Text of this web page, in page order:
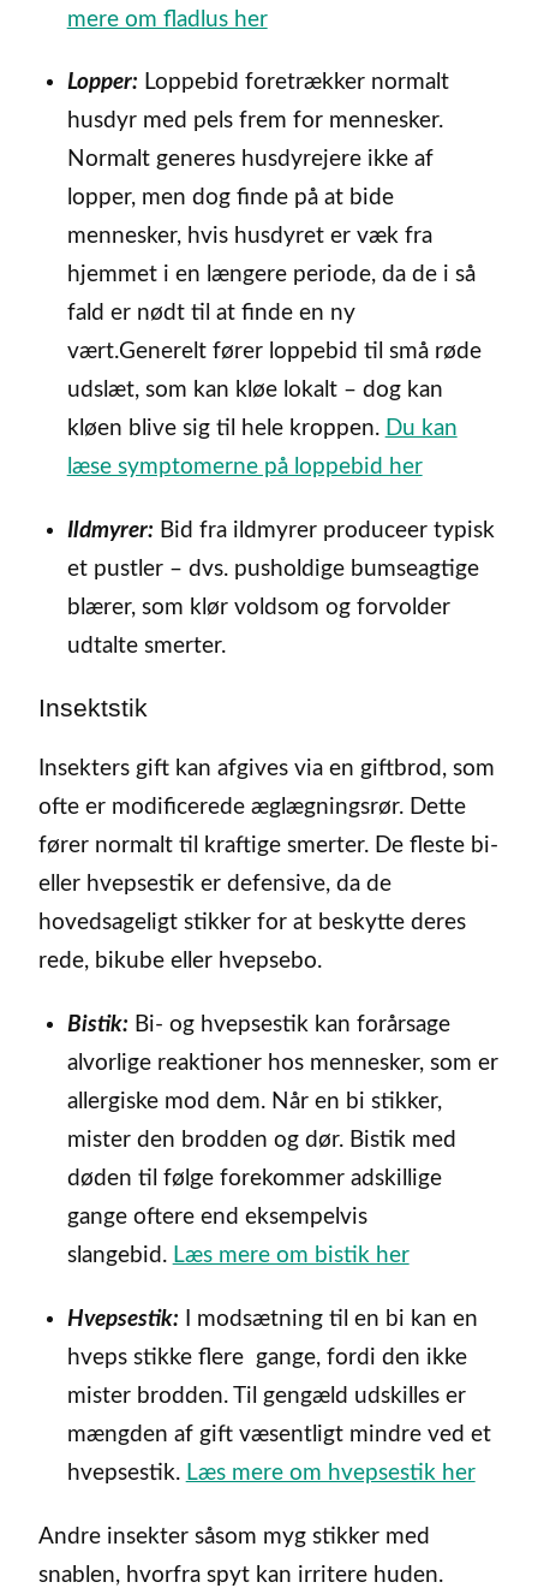
mere om fladlus her
Lopper: Loppebid foretrækker normalt
husdyr med pels frem for mennesker.
Normalt generes husdyrejere ikke af
lopper, men dog finde på at bide
mennesker, hvis husdyret er væk fra
hjemmet i en længere periode, da de i så
fald er nødt til at finde en ny
vært.Generelt fører loppebid til små røde
udslæt, som kan kløe lokalt – dog kan
kløen blive sig til hele kroppen. Du kan
læse symptomerne på loppebid her
Ildmyrer: Bid fra ildmyrer produceer typisk
et pustler – dvs. pusholdige bumseagtige
blærer, som klør voldsom og forvolder
udtalte smerter.
Insektstik
Insekters gift kan afgives via en giftbrod, som
ofte er modificerede æglægningsrør. Dette
fører normalt til kraftige smerter. De fleste bi-
eller hvepsestik er defensive, da de
hovedsageligt stikker for at beskytte deres
rede, bikube eller hvepsebo.
Bistik: Bi- og hvepsestik kan forårsage
alvorlige reaktioner hos mennesker, som er
allergiske mod dem. Når en bi stikker,
mister den brodden og dør. Bistik med
døden til følge forekommer adskillige
gange oftere end eksempelvis
slangebid. Læs mere om bistik her
Hvepsestik: I modsætning til en bi kan en
hveps stikke flere gange, fordi den ikke
mister brodden. Til gengæld udskilles er
mængden af gift væsentligt mindre ved et
hvepsestik. Læs mere om hvepsestik her
Andre insekter såsom myg stikker med
snablen, hvorfra spyt kan irritere huden.